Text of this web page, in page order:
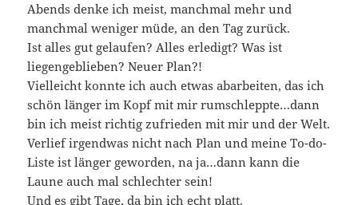
Abends denke ich meist, manchmal mehr und
manchmal weniger müde, an den Tag zurück.
Ist alles gut gelaufen? Alles erledigt? Was ist
liegengeblieben? Neuer Plan?!
Vielleicht konnte ich auch etwas abarbeiten, das ich
schön länger im Kopf mit mir rumschleppte…dann
bin ich meist richtig zufrieden mit mir und der Welt.
Verlief irgendwas nicht nach Plan und meine To-do-
Liste ist länger geworden, na ja…dann kann die
Laune auch mal schlechter sein!
Und es gibt Tage, da bin ich echt platt.